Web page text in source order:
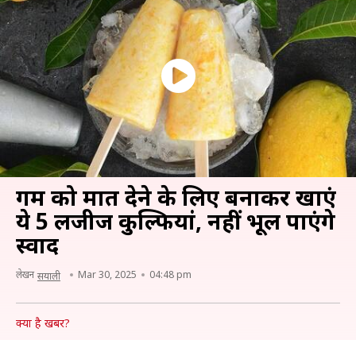
गर्मी को मात देने के लिए बनाकर खाएं
ये 5 लजीज कुल्फियां, नहीं भूल पाएंगे
स्वाद
लेखन सयाली Mar 30, 2025 04:48 pm
क्या है खबर?